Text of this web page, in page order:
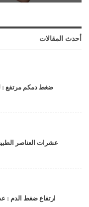
أحدث المقالات
ضغط دمكم مرتفع :
عشرات العناصر
ارتفاع ضغط الدم :